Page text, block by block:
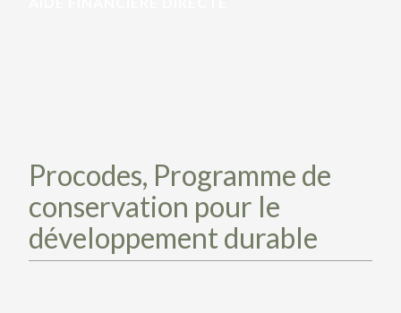
Procodes, Programme de
conservation pour le
développement durable